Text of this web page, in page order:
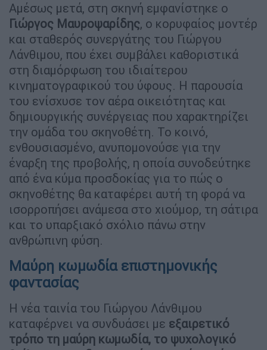
Αμέσως μετά, στη σκηνή εμφανίστηκε ο
Γιώργος Μαυροψαρίδης, ο κορυφαίος μοντέρ
και σταθερός συνεργάτης του Γιώργου
Λάνθιμου, που έχει συμβάλει καθοριστικά
στη διαμόρφωση του ιδιαίτερου
κινηματογραφικού του ύφους. Η παρουσία
του ενίσχυσε τον αέρα οικειότητας και
δημιουργικής συνέργειας που χαρακτηρίζει
την ομάδα του σκηνοθέτη. Το κοινό,
ενθουσιασμένο, ανυπομονούσε για την
έναρξη της προβολής, η οποία συνοδεύτηκε
από ένα κύμα προσδοκίας για το πώς ο
σκηνοθέτης θα καταφέρει αυτή τη φορά να
ισορροπήσει ανάμεσα στο χιούμορ, τη σάτιρα
και το υπαρξιακό σχόλιο πάνω στην
ανθρώπινη φύση.
Μαύρη κωμωδία επιστημονικής
φαντασίας
Η νέα ταινία του Γιώργου Λάνθιμου
καταφέρνει να συνδυάσει με εξαιρετικό
τρόπο τη μαύρη κωμωδία, το ψυχολογικό